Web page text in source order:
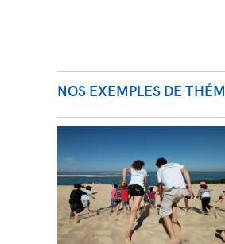
NOS EXEMPLES DE